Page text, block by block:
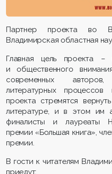
Партнер проекта во
Владимирская областная
Главная цель проекта –
и общественного
современных
литературных
проекта стремятся
литературе, и в этом им
финалисты и лауреаты
премии «Большая книга»,
премии.
В гости к читателям
приедут: